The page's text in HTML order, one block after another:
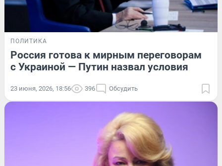
ПОЛИТИКА
Россия готова к мирным переговорам
с Украиной — Путин назвал условия
23 июня, 2026, 18:56 396 Обсудить